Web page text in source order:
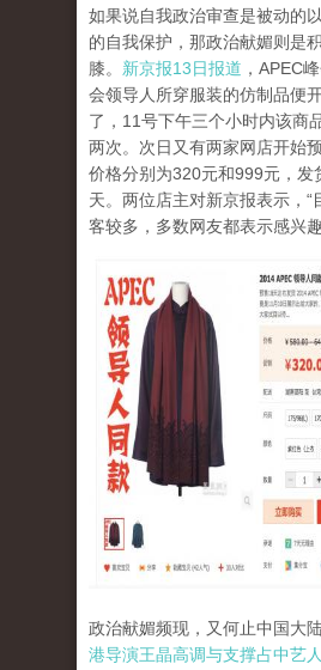
如果说自我政治审查是被动的
的自我保护，那政治献媚则是
膝。 新京报13日报道 ，APEC
会领导人所穿服装的仿制品便
了，11号下午三个小时内该商
两次。次日又有两家网店开始
价格分别为320元和999元，发
天。两位店主对新京报表示，“
客较多，多数网友都表示感兴趣
政治献媚频现，又何止中国大
港导演王晶高调与支撑占中艺